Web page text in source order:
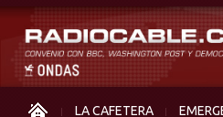
LA CAFETERA